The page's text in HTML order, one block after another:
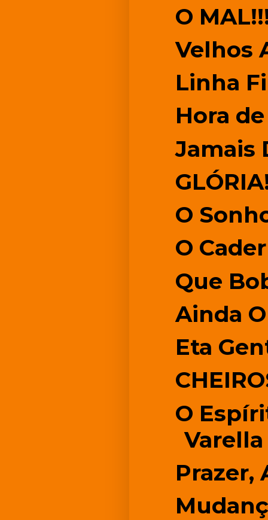
O
Velhos
Linha
Hora
Jamais
O
O
Que
Ainda
Eta
O
Varella
Prazer,